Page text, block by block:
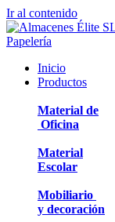
Ir al contenido
Inicio
Productos
Material de
Oficina
Material
Escolar
Mobiliario
y decoración